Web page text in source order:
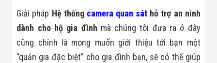
Máy Kiểm Tra
Vết Nứt Sản
Phẩm
Máy Kiểm Tra
Bo Mạch Điện
Tử
Giải pháp Hệ thống camera quan sát hỗ trợ an ninh
dành cho hộ gia đình mà chúng tôi đưa ra ở đây
cũng chính là mong muốn giới thiệu tới bạn một
“quản gia đặc biệt” cho gia đình bạn, sẽ có thể giúp